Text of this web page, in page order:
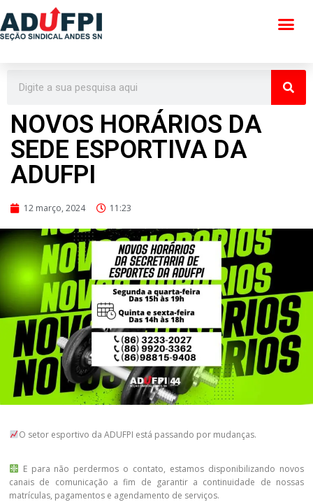
Pular
conteúdo
NOVOS HORÁRIOS DA
SEDE ESPORTIVA DA
ADUFPI
12 março, 2024 11:23
O setor esportivo da ADUFPI está passando por mudanças.
E para não perdermos o contato, estamos disponibilizando novos
canais de comunicação a fim de garantir a continuidade de nossas
matrículas, pagamentos e agendamento de serviços.